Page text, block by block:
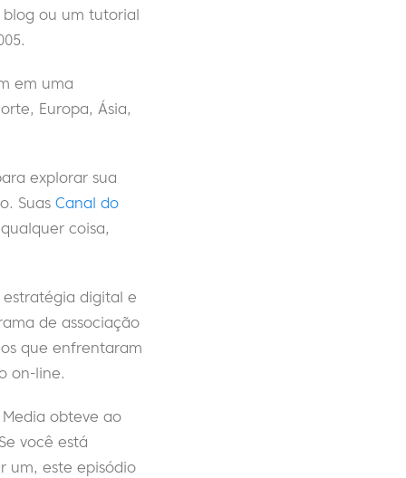
blog ou um tutorial
em uma
Europa, Ásia,
explorar sua
Suas Canal do
coisa,
estratégia digital e
de associação
que enfrentaram
on-line.
obteve ao
você está
um, este episódio